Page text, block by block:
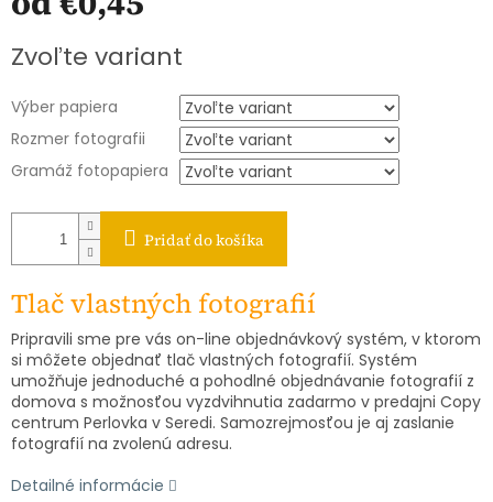
cena:
Zvoľte variant
Výber papiera
Rozmer fotografii
Gramáž fotopapiera
Pridať do košíka
Tlač vlastných fotografií
Pripravili sme pre vás on-line objednávkový systém, v ktorom
si môžete objednať tlač vlastných fotografií. Systém
umožňuje jednoduché a pohodlné objednávanie fotografií z
domova s možnosťou vyzdvihnutia zadarmo v predajni Copy
centrum Perlovka v Seredi. Samozrejmosťou je aj zaslanie
fotografií na zvolenú adresu.
Detailné informácie